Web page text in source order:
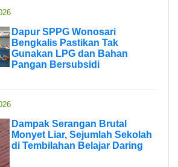
Dapur SPPG Wonosari
Bengkalis Pastikan Tak
Gunakan LPG dan Bahan
Pangan Bersubsidi
Dampak Serangan Brutal
Monyet Liar, Sejumlah Sekolah
di Tembilahan Belajar Daring